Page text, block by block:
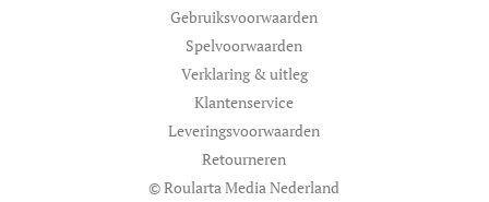
Gebruiksvoorwaarden
Spelvoorwaarden
Verklaring & uitleg
Klantenservice
Leveringsvoorwaarden
Retourneren
© Roularta Media Nederland